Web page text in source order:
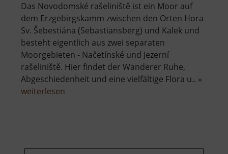
Das Novodomské rašeliniště ist ein Moor auf
dem Erzgebirgskamm zwischen den Orten Hora
Sv. Šebestiána (Sebastiansberg) und Kalek und
besteht eigentlich aus zwei separaten
Moorgebieten - Načetínské und Jezerní
rašeliniště. Hier findet der Wanderer Ruhe,
Abgeschiedenheit und eine vielfältige Flora u.. »
weiterlesen